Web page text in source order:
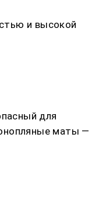
и высокой
для
маты —